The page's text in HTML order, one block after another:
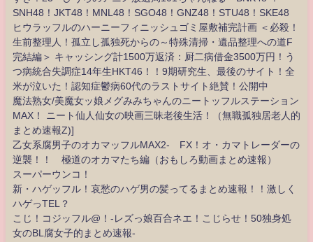
SNH48！JKT48！MNL48！SGO48！GNZ48！STU48！SKE48
ヒウラッフルのハーニーフィニッシュゴミ屋敷補完計画 ＜必殺！
生前整理人！孤立し孤独死からの～特殊清掃・遺品整理への道F
完結編＞ キャッシング計1500万返済：厨二病借金3500万円！う
つ病統合失調症14年生HKT46！！9期研究生、最後のサイト！全
米が泣いた！認知症鬱病60代のラストサイト絶賛！公開中
魔法熟女/美魔女ッ娘メグみみちゃんのニートッフルステーション
MAX！ ニート仙人仙女の映画三昧老後生活！（無職孤独居老人的
まとめ速報Z)]
乙女系腐男子のオカマッフルMAX2- FX！オ・カマトレーダーの
逆襲！！ 極道のオカマたち編（おもしろ動画まとめ速報）
スーパーウンコ！
新・ハゲッフル！哀愁のハゲ男の髪ってるまとめ速報！！激しく
ハゲっTEL？
こじ！コジッフル@！-レズっ娘百合ネエ！こじらせ！50独身処
女のBL腐女子的まとめ速報-